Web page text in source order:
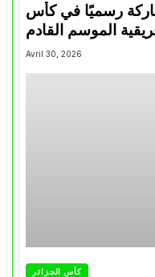
رسميًا في كأس
Avril 30, 2026
كأس الجزائر